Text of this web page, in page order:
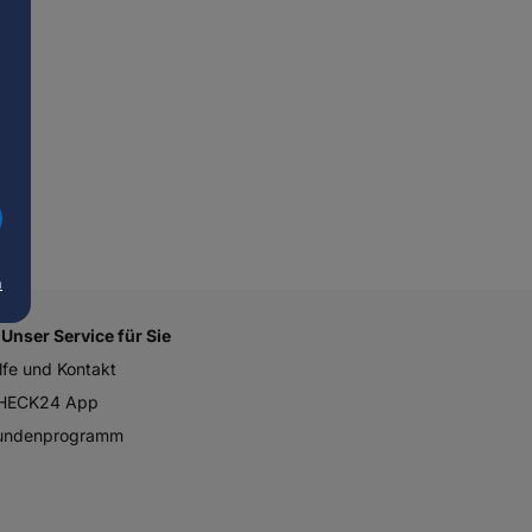
Unser Service für Sie
und Kontakt
App